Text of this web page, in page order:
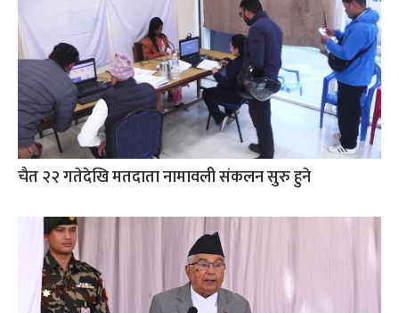
चैत २२ गतेदेखि मतदाता नामावली संकलन सुरु हुने